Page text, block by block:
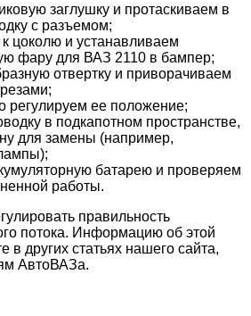
заглушку и протаскиваем в
с разъемом;
цоколю и устанавливаем
фару для ВАЗ 2110 в бампер;
отвертку и приворачиваем
регулируем ее положение;
в подкапотном пространстве,
для замены (например,
батарею и проверяем
работы.
правильность
потока. Информацию об этой
в других статьях нашего сайта,
АвтоВАЗа.